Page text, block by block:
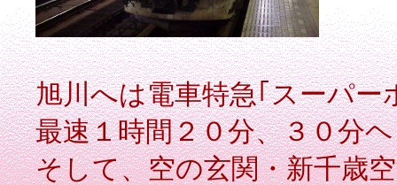
旭川へは電車特急｢スーパ
最速１時間２０分、３０分
そして、空の玄関・新千歳